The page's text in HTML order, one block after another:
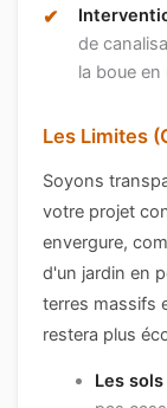
de
la boue
Les Limites
Soyons
votre projet
envergure,
d'un jardin en
terres massifs
restera plus
Les